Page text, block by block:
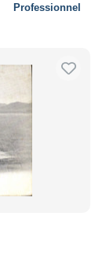
Professionnel